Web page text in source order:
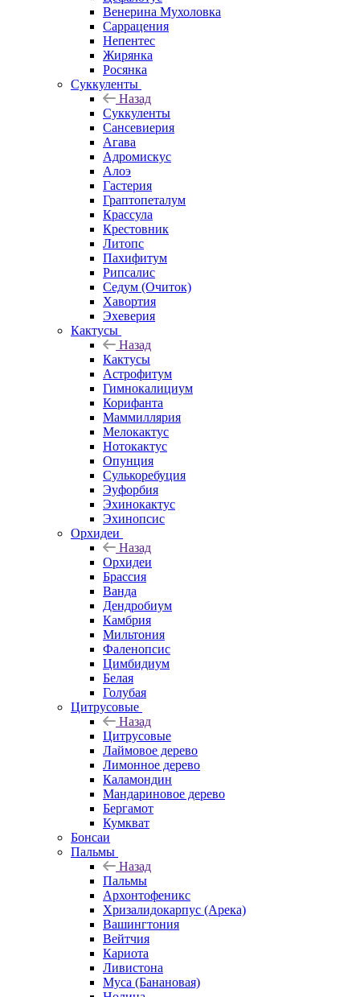
Венерина Мухоловка
Саррацения
Непентес
Жирянка
Росянка
Суккуленты
Назад
Суккуленты
Сансевиерия
Агава
Адромискус
Алоэ
Гастерия
Граптопеталум
Крассула
Крестовник
Литопс
Пахифитум
Рипсалис
Седум (Очиток)
Хавортия
Эхеверия
Кактусы
Назад
Кактусы
Астрофитум
Гимнокалициум
Корифанта
Маммиллярия
Мелокактус
Нотокактус
Опунция
Сулькоребуция
Эуфорбия
Эхинокактус
Эхинопсис
Орхидеи
Назад
Орхидеи
Брассия
Ванда
Дендробиум
Камбрия
Мильтония
Фаленопсис
Цимбидиум
Белая
Голубая
Цитрусовые
Назад
Цитрусовые
Лаймовое дерево
Лимонное дерево
Каламондин
Мандариновое дерево
Бергамот
Кумкват
Бонсаи
Пальмы
Назад
Пальмы
Архонтофеникс
Хризалидокарпус (Арека)
Вашингтония
Вейтчия
Кариота
Ливистона
Муса (Банановая)